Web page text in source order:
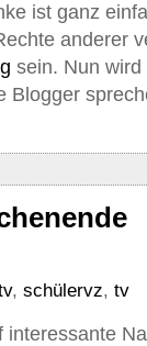
ist ganz
anderer
sein. Nun
Blogger
, schülervz, tv